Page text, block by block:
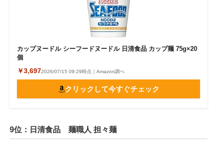
カップヌードル シーフードヌードル 日清食品 カップ麺 75g×20
個
￥3,6972026/07/15 09:29時点｜Amazon調べ
クリックして今すぐチェック
9位：日清食品 麺職人 担々麺